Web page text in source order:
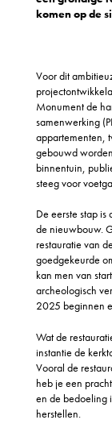
komen op de
Voor dit
Monument de
samenwerking
appartementen,
gebouwd
binnentuin,
steeg voor
De eerste stap
de nieuwbouw.
restauratie van
goedgekeurde
kan men van
archeologisch
2025 beginnen
Wat de
instantie de
Vooral de
heb je een
en de bedoeling
herstellen.